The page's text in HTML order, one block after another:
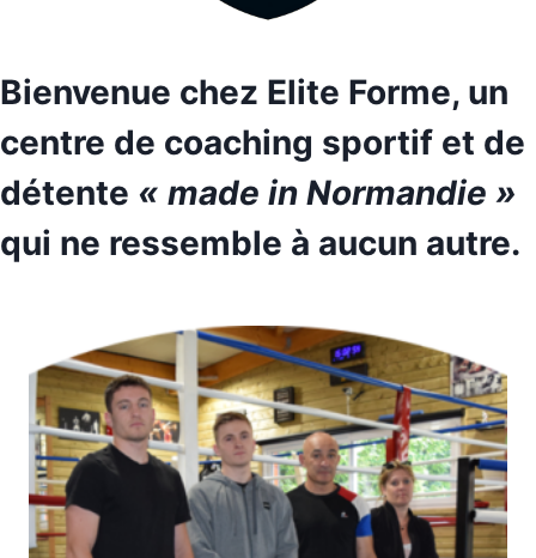
Bienvenue chez Elite Forme, un
centre de coaching sportif et de
détente « made in Normandie »
qui ne ressemble à aucun autre.